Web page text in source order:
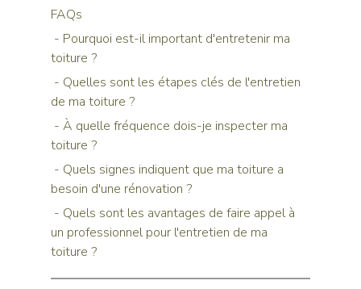
FAQs
toiture ?
de ma toiture ?
toiture ?
besoin d'une rénovation ?
un professionnel pour l'entretien de ma
toiture ?